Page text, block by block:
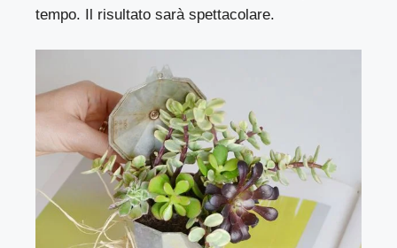
tempo. Il risultato sarà spettacolare.